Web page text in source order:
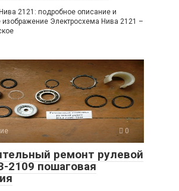
2121: подробное описание и
изображение Электросхема Нива 2121 –
0
ремонт рулевой
2109 пошаговая